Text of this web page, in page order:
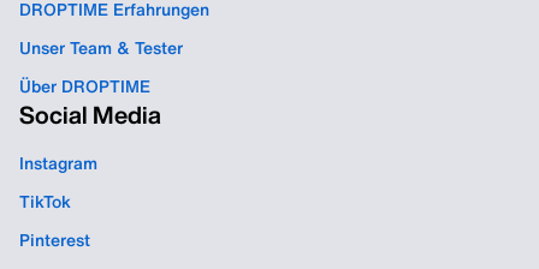
DROPTIME Erfahrungen
Unser Team & Tester
Über DROPTIME
Social Media
Instagram
TikTok
Pinterest